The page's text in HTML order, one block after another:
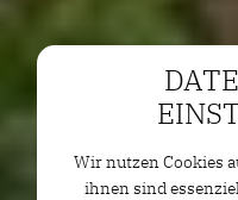
Wir nutzen Cookies
ihnen sind